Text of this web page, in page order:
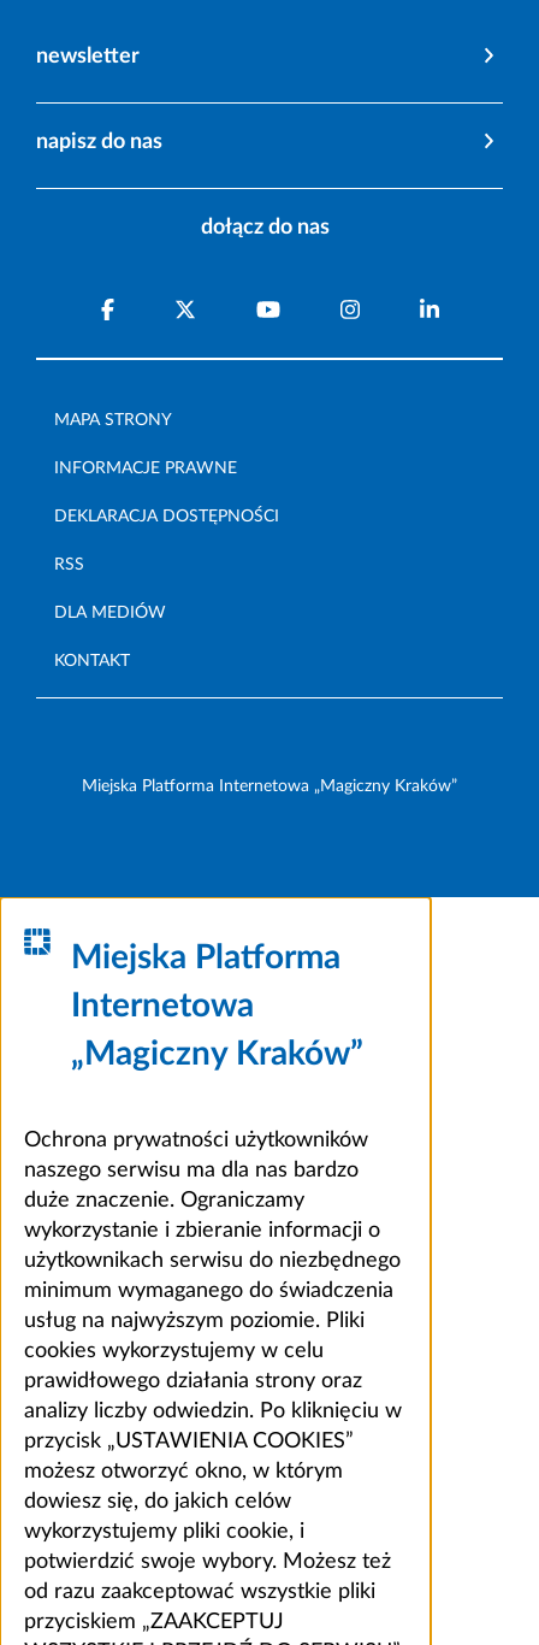
newsletter
napisz do nas
dołącz do nas
MAPA STRONY
INFORMACJE PRAWNE
DEKLARACJA DOSTĘPNOŚCI
RSS
DLA MEDIÓW
KONTAKT
Miejska Platforma Internetowa „Magiczny Kraków”
Miejska Platforma
Internetowa
„Magiczny Kraków”
Ochrona prywatności użytkowników
naszego serwisu ma dla nas bardzo
duże znaczenie. Ograniczamy
wykorzystanie i zbieranie informacji o
użytkownikach serwisu do niezbędnego
minimum wymaganego do świadczenia
usług na najwyższym poziomie. Pliki
cookies wykorzystujemy w celu
prawidłowego działania strony oraz
analizy liczby odwiedzin. Po kliknięciu w
przycisk „USTAWIENIA COOKIES”
możesz otworzyć okno, w którym
dowiesz się, do jakich celów
wykorzystujemy pliki cookie, i
potwierdzić swoje wybory. Możesz też
od razu zaakceptować wszystkie pliki
przyciskiem „ZAAKCEPTUJ